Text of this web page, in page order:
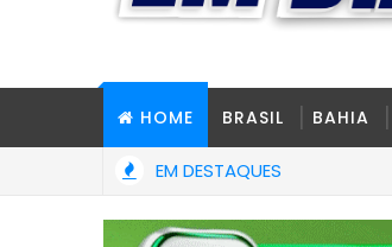
HOME BRASIL BAHIA
EM DESTAQUES
instaura procedimento para apurar